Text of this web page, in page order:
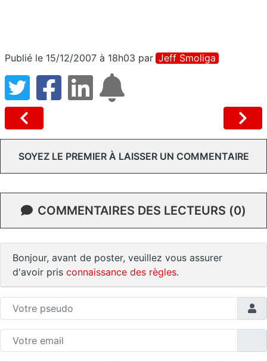
Publié le 15/12/2007 à 18h03 par Jeff Smoliga
SOYEZ LE PREMIER À LAISSER UN COMMENTAIRE
COMMENTAIRES DES LECTEURS (0)
Bonjour, avant de poster, veuillez vous assurer
d'avoir pris connaissance des règles.